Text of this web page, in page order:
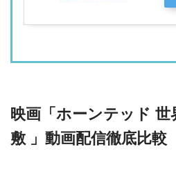
映画「ホーンテッド
敷 」動画配信徹底比較